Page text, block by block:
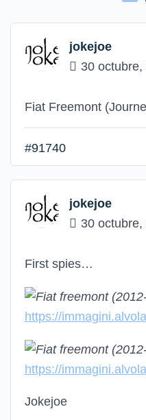
jokejoe
30
Fiat Freemont
#91740
jokejoe
30
First spies…
https://
https://
Jokejoe